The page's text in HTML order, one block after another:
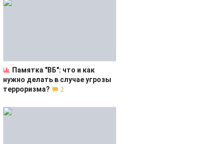
Памятка "ВБ": что и как
нужно делать в случае угрозы
терроризма?
2